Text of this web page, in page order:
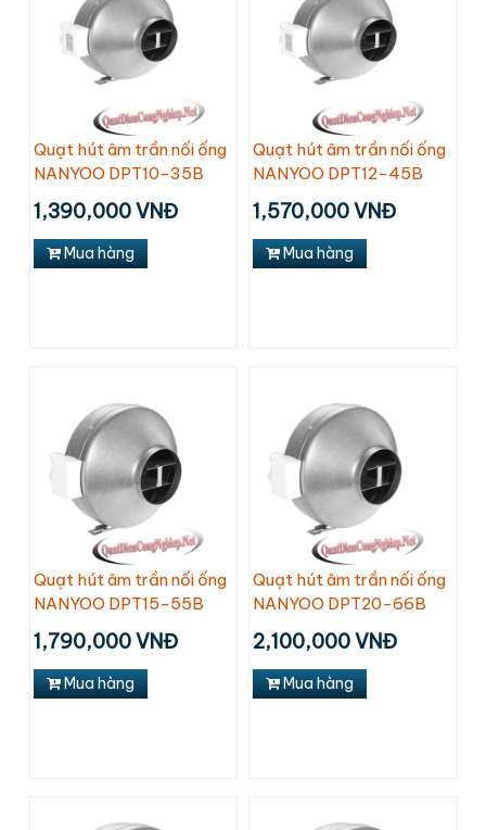
Quạt hút âm trần nối ống
NANYOO DPT10-35B
1,390,000 VNĐ
Mua hàng
Quạt hút âm trần nối ống
NANYOO DPT12-45B
1,570,000 VNĐ
Mua hàng
Quạt hút âm trần nối ống
NANYOO DPT15-55B
1,790,000 VNĐ
Mua hàng
Quạt hút âm trần nối ống
NANYOO DPT20-66B
2,100,000 VNĐ
Mua hàng